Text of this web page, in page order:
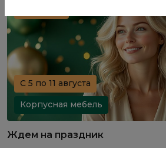
C 5 по 11 августа
Корпусная мебель
Ждем на праздник